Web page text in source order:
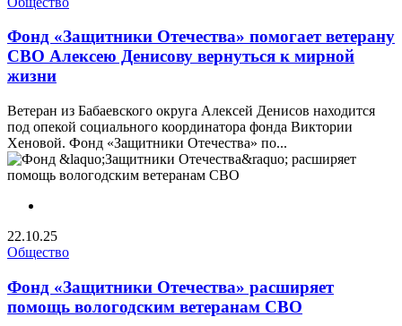
Фонд «Защитники Отечества» помогает ветерану
СВО Алексею Денисову вернуться к мирной
жизни
Ветеран из Бабаевского округа Алексей Денисов находится
под опекой социального координатора фонда Виктории
Хеновой. Фонд «Защитники Отечества» по...
22.10.25
Общество
Фонд «Защитники Отечества» расширяет
помощь вологодским ветеранам СВО